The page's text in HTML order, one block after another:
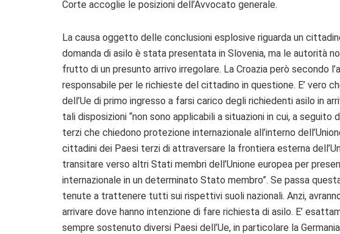
Corte accoglie le posizioni dell’Avvocato generale.
La causa oggetto delle conclusioni esplosive riguarda un
domanda di asilo è stata presentata in Slovenia, ma le autorità
frutto di un presunto arrivo irregolare. La Croazia però secondo
responsabile per le richieste del cittadino in questione. E’ vero
dell’Ue di primo ingresso a farsi carico degli richiedenti asilo in
tali disposizioni “non sono applicabili a situazioni in cui, a
terzi che chiedono protezione internazionale all’interno
cittadini dei Paesi terzi di attraversare la frontiera esterna
transitare verso altri Stati membri dell’Unione europea per
internazionale in un determinato Stato membro”. Se passa
tenute a trattenere tutti sui rispettivi suoli nazionali. Anzi,
arrivare dove hanno intenzione di fare richiesta di asilo. E’
sempre sostenuto diversi Paesi dell’Ue, in particolare la